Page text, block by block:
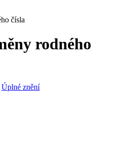
čísla
rodného
Úplné znění